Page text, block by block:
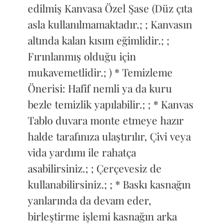
edilmiş Kanvasa Özel Şase (Düz çıta
asla kullanılmamaktadır.; ; Kanvasın
altında kalan kısım eğimlidir.; ;
Fırınlanmış olduğu için
mukavemetlidir.; ) * Temizleme
Önerisi: Hafif nemli ya da kuru
bezle temizlik yapılabilir.; ; * Kanvas
Tablo duvara monte etmeye hazır
halde tarafınıza ulaştırılır, Çivi veya
vida yardımı ile rahatça
asabilirsiniz.; ; Çerçevesiz de
kullanabilirsiniz.; ; * Baskı kasnağın
yanlarında da devam eder,
birleştirme işlemi kasnağın arka